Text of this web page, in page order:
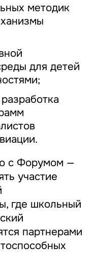
методик
для детей
с Форумом —
участие
где школьный
партнерами